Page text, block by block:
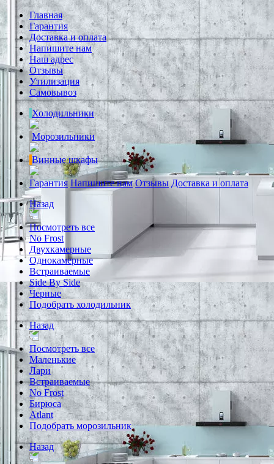
Главная
Гарантия
Доставка и оплата
Напишите нам
Наш адрес
Отзывы
Утилизация
Самовывоз
Холодильники
Морозильники
Винные шкафы
Гарантия Напишите нам Отзывы Доставка и оплата
Назад
Посмотреть все
No Frost
Двухкамерные
Однокамерные
Встраиваемые
Side By Side
Черные
Подобрать холодильник
Назад
Посмотреть все
Маленькие
Лари
Встраиваемые
No Frost
Бирюса
Atlant
Подобрать морозильник
Назад